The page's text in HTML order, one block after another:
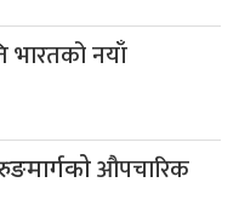
भारतको नयाँ
औपचारिक